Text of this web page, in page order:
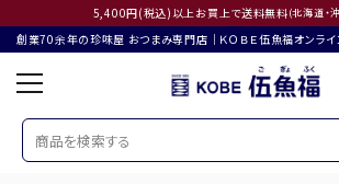
5,400円(税込)以上お買上で送料無料(北海道・
創業70余年の珍味屋 おつまみ専門店│ＫＯＢＥ伍魚福オンライ